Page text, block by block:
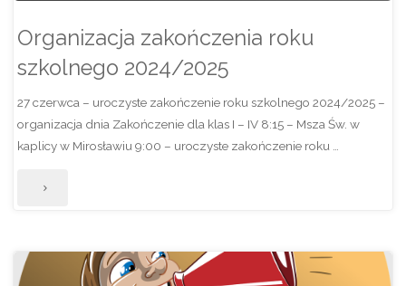
Organizacja zakończenia roku
szkolnego 2024/2025
27 czerwca – uroczyste zakończenie roku szkolnego 2024/2025 –
organizacja dnia Zakończenie dla klas I – IV 8:15 – Msza Św. w
kaplicy w Mirosławiu 9:00 – uroczyste zakończenie roku …
"Organizacja